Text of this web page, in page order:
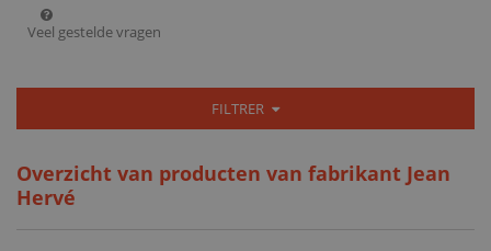
Veel gestelde vragen
FILTRER
Overzicht van producten van fabrikant Jean
Hervé